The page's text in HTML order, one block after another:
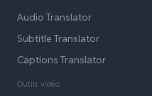
Audio Translator
Subtitle Translator
Captions Translator
Outils vidéo